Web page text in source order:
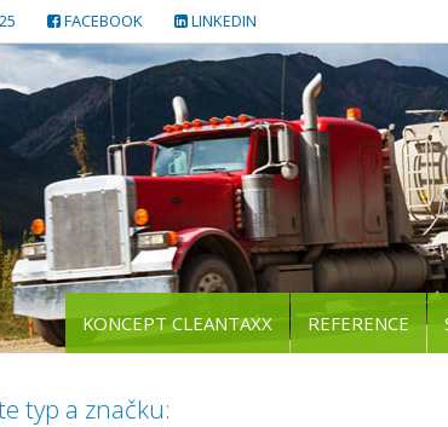
FACEBOOK LINKEDIN
typ a značku:
KONCEPT CLEANTAXX REFERENCE